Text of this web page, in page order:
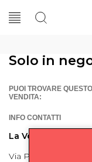
Solo in
PUOI TROVARE
VENDITA:
INFO CONTATTI
La Volpe Rossa
Via Piave 27 56024